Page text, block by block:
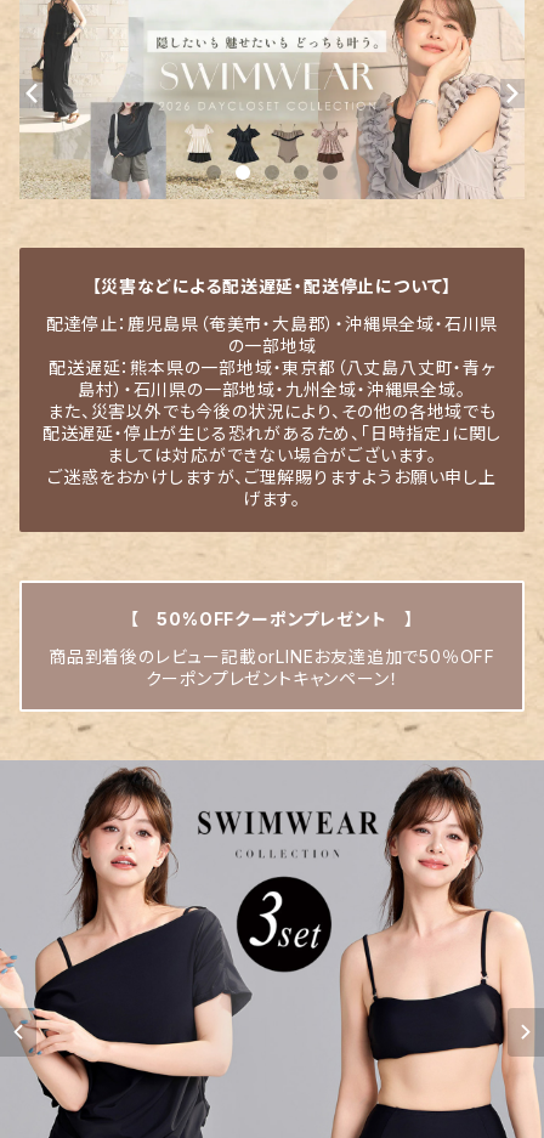
【災害などによる配送遅延・配送停止について】
配達停止：鹿児島県（奄美市・大島郡）・沖縄県全域・石川県
の一部地域
配送遅延：熊本県の一部地域・東京都（八丈島八丈町・青ヶ
島村）・石川県の一部地域・九州全域・沖縄県全域。
また、災害以外でも今後の状況により、その他の各地域でも
配送遅延・停止が生じる恐れがあるため、「日時指定」に関し
ましては対応ができない場合がございます。
ご迷惑をおかけしますが、ご理解賜りますようお願い申し上
げます。
【 50%OFFクーポンプレゼント 】
商品到着後のレビュー記載orLINEお友達追加で50％OFF
クーポンプレゼントキャンペーン！